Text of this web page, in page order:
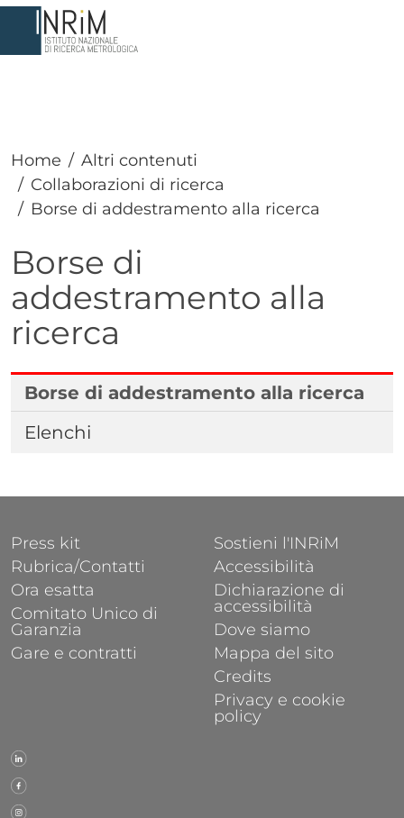
Salta al contenuto principale
Home
Altri contenuti
Collaborazioni di ricerca
Borse di addestramento alla ricerca
Borse di
addestramento alla
ricerca
Borse di addestramento alla ricerca
Elenchi
FOOTER 1
Press kit
Rubrica/Contatti
Ora esatta
Comitato Unico di
Garanzia
Gare e contratti
FOOTER 2
Sostieni l'INRiM
Accessibilità
Dichiarazione di
accessibilità
Dove siamo
Mappa del sito
Credits
Privacy e cookie
policy